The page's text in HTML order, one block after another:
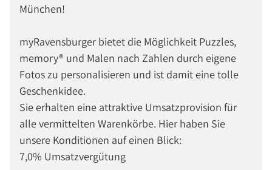
München!
myRavensburger bietet die Möglichkeit Puzzles,
memory® und Malen nach Zahlen durch eigene
Fotos zu personalisieren und ist damit eine tolle
Geschenkidee.
Sie erhalten eine attraktive Umsatzprovision für
alle vermittelten Warenkörbe. Hier haben Sie
unsere Konditionen auf einen Blick:
7,0% Umsatzvergütung